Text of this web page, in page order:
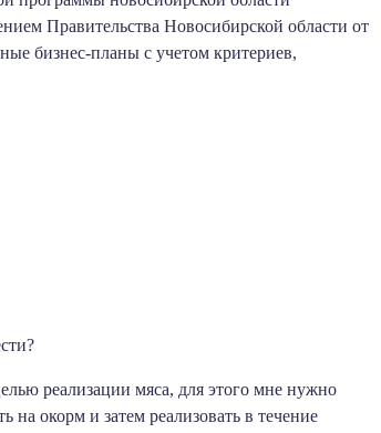
Правительства Новосибирской области от
бизнес-планы с учетом критериев,
реализации мяса, для этого мне нужно
окорм и затем реализовать в течение